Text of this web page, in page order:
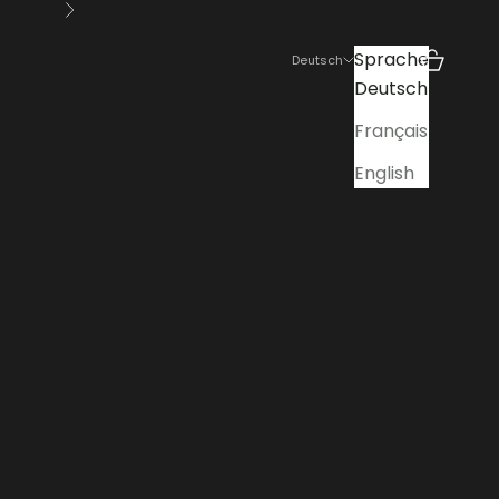
Vor
Deutsch
Sprache
Deutsch
Français
English
Suchen